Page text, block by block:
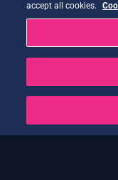
21/07/2026
Ya está disponible la
20 de julio de 2026 Técnico
Earth Data Hub el 21
RESUELTO –
accept all cookies.